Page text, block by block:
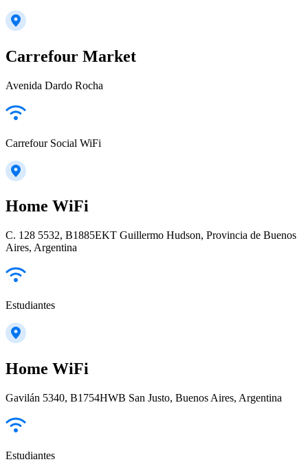
Carrefour Market
Avenida Dardo Rocha
Carrefour Social WiFi
Home WiFi
C. 128 5532, B1885EKT Guillermo Hudson, Provincia de Buenos
Aires, Argentina
Estudiantes
Home WiFi
Gavilán 5340, B1754HWB San Justo, Buenos Aires, Argentina
Estudiantes